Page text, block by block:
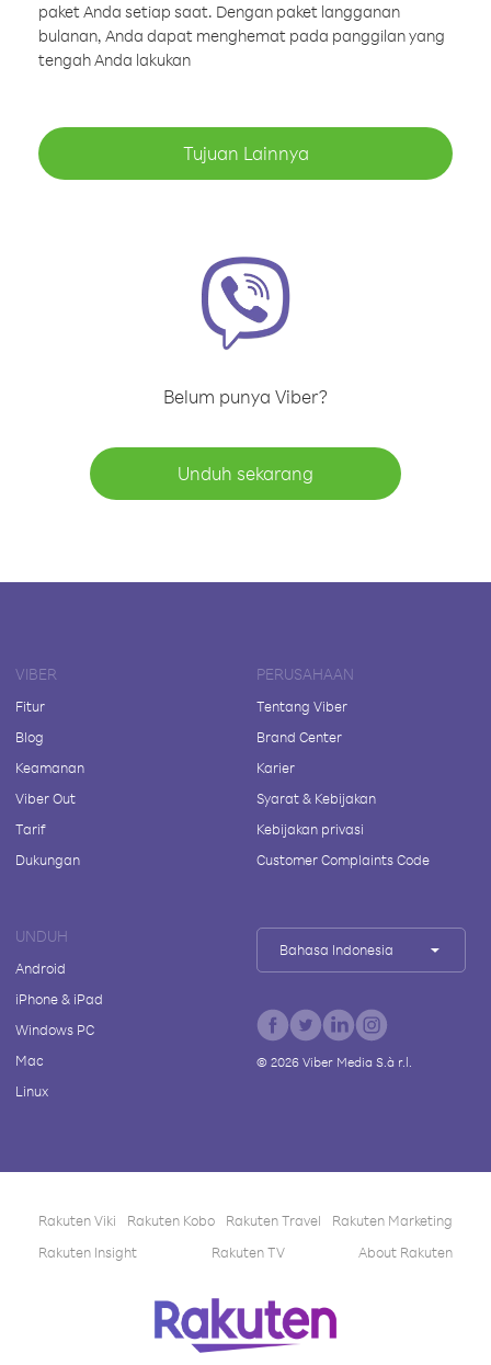
paket Anda setiap saat. Dengan paket langganan
bulanan, Anda dapat menghemat pada panggilan yang
tengah Anda lakukan
Tujuan Lainnya
Belum punya Viber?
Unduh sekarang
VIBER
Fitur
Blog
Keamanan
Viber Out
Tarif
Dukungan
PERUSAHAAN
Tentang Viber
Brand Center
Karier
Syarat & Kebijakan
Kebijakan privasi
Customer Complaints Code
UNDUH
Android
iPhone & iPad
Windows PC
Mac
Linux
Bahasa Indonesia
© 2026Viber Media S.à r.l.
Rakuten Viki Rakuten Kobo Rakuten Travel
Rakuten Marketing
Rakuten Insight
Rakuten TV About Rakuten